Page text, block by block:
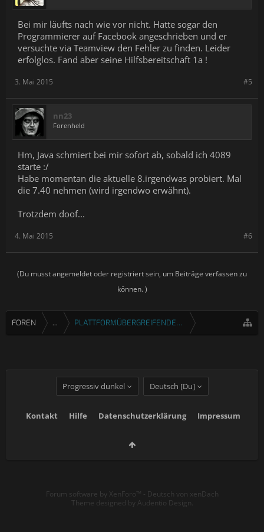
Bei mir läufts nach wie vor nicht. Hatte sogar den
Programmierer auf Facebook angeschrieben und er
versuchte via Teamview den Fehler zu finden. Leider
erfolglos. Fand aber seine Hilfsbereitschaft 1a !
#5
3. Mai 2015
nn23
Forenheld
Hm, Java schmiert bei mir sofort ab, sobald ich 4089
starte :/
Habe momentan die aktuelle 8.irgendwas probiert. Mal
die 7.40 nehmen (wird irgendwo erwähnt).
Trotzdem doof...
#6
4. Mai 2015
(Du musst angemeldet oder registriert sein, um Beiträge verfassen zu
können. )
FOREN ... PLATTFORMÜBERGREIFENDE SPIELE
Progressiv dunkel Deutsch [Du]
Kontakt Hilfe Datenschutzerklärung Impressum
Forum software by XenForo™ - Deutsch von xenDach
Theme designed by Audentio Design.